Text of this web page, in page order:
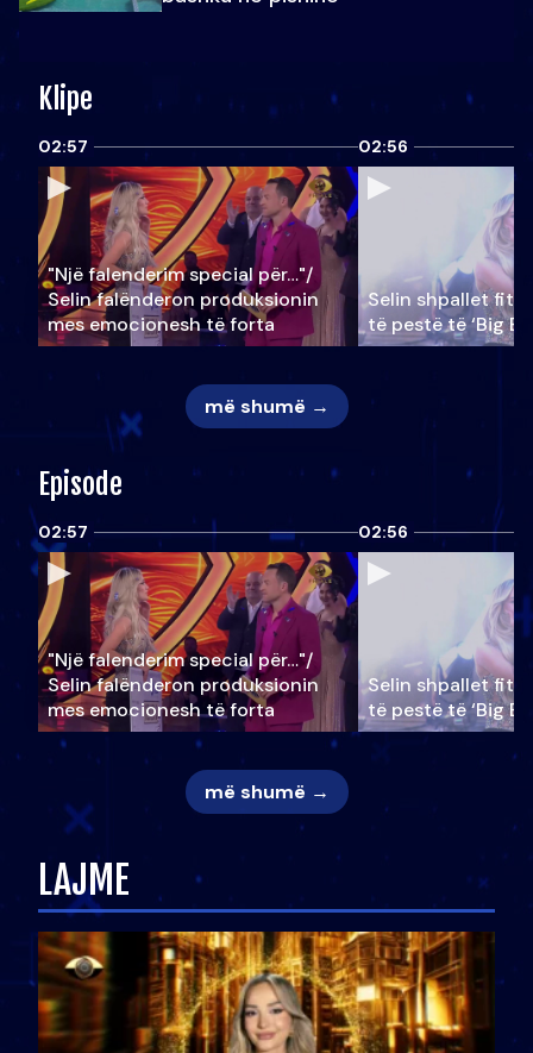
Klipe
02:57
"Një falenderim special për…"/
Selin falënderon produksionin
mes emocionesh të forta
02:56
Selin shpallet
të pestë të ‘Big
më shumë →
Episode
02:57
"Një falenderim special për…"/
Selin falënderon produksionin
mes emocionesh të forta
02:56
Selin shpallet
të pestë të ‘Big
më shumë →
LAJME